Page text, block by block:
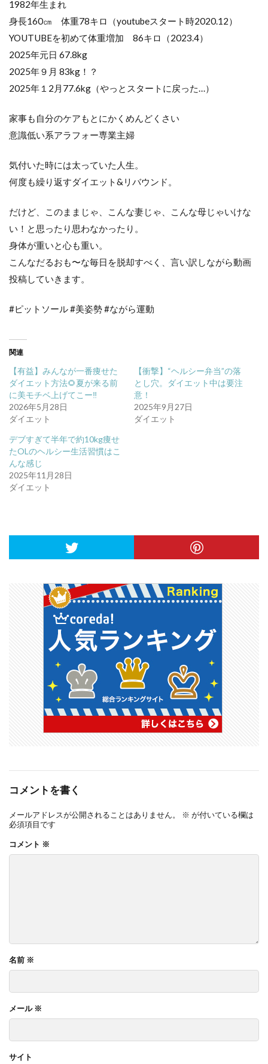
1982年生まれ
身長160㎝ 体重78キロ（youtubeスタート時2020.12）
YOUTUBEを初めて体重増加 86キロ（2023.4）
2025年元日 67.8kg
2025年９月 83kg！？
2025年１2月77.6kg（やっとスタートに戻った…）
家事も自分のケアもとにかくめんどくさい
意識低い系アラフォー専業主婦
気付いた時には太っていた人生。
何度も繰り返すダイエット&リバウンド。
だけど、このままじゃ、こんな妻じゃ、こんな母じゃいけな
い！と思ったり思わなかったり。
身体が重いと心も重い。
こんなだるおも〜な毎日を脱却すべく、言い訳しながら動画
投稿していきます。
#ピットソール #美姿勢 #ながら運動
関連
【有益】みんなが一番痩せた
ダイエット方法🌻夏が来る前
に美モチベ上げてこー‼️
2026年5月28日
ダイエット
【衝撃】“ヘルシー弁当”の落
とし穴。ダイエット中は要注
意！
2025年9月27日
ダイエット
デブすぎて半年で約10kg痩せ
たOLのヘルシー生活習慣はこ
んな感じ
2025年11月28日
ダイエット
コメントを書く
メールアドレスが公開されることはありません。 ※ が付いている欄は
必須項目です
コメント ※
名前 ※
メール ※
サイト